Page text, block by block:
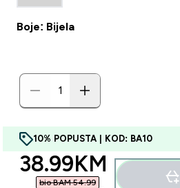
Boje: Bijela
10% POPUSTA | KOD: BA10
discounted
38.99KM‎
bio BAM 54.99‎